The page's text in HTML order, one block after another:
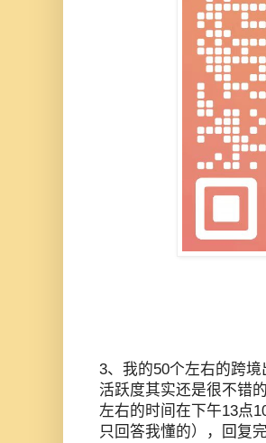
3、我的50个左右的跨境
活跃度其实还是很不错
左右的时间在下午13点
只回答我懂的），回复